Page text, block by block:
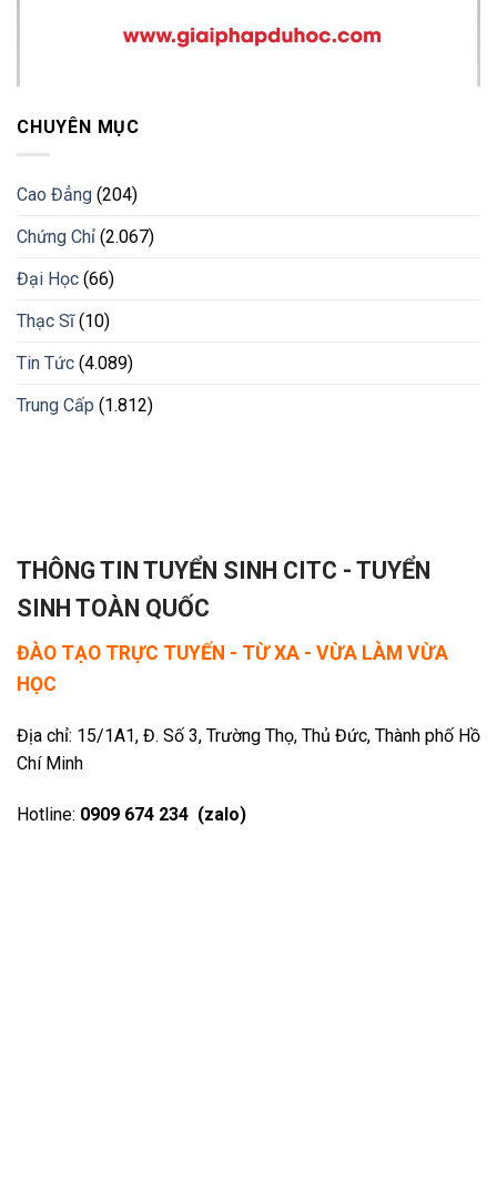
CHUYÊN MỤC
Cao Đẳng (204)
Chứng Chỉ (2.067)
Đại Học (66)
Thạc Sĩ(10)
Tin Tức (4.089)
Trung Cấp (1.812)
THÔNG TIN TUYỂN SINH CITC - TUYỂN
SINH TOÀN QUỐC
ĐÀO TẠO TRỰC TUYẾN - TỪ XA - VỪA LÀM VỪA
HỌC
Địa chỉ: 15/1A1, Đ. Số 3, Trường Thọ, Thủ Đức, Thành phố Hồ
Chí Minh
Hotline: 0909 674 234 (zalo)